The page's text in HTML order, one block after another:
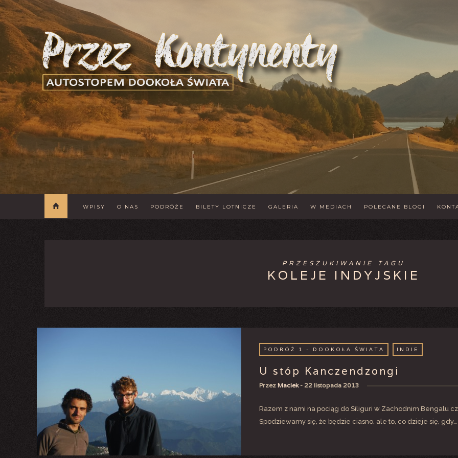
WPISY O NAS PODRÓŻE BILETY LOTNICZE GALERIA W MEDIACH POLECANE BLOGI
PRZESZUKIWANIE TAGU
KOLEJE INDYJSKIE
PODRÓŻ 1 - DOOKOŁA ŚWIATA INDIE
U stóp Kanczendzongi
Przez Maciek - 22 listopada 2013
Razem z nami na pociąg do Siliguri w Zachodnim Bengalu
Spodziewamy się, że będzie ciasno, ale to, co dzieje się, gdy…